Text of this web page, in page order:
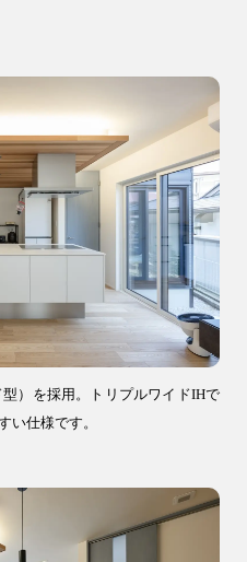
）を採用。トリプルワイドIHで
い仕様です。
〜18時